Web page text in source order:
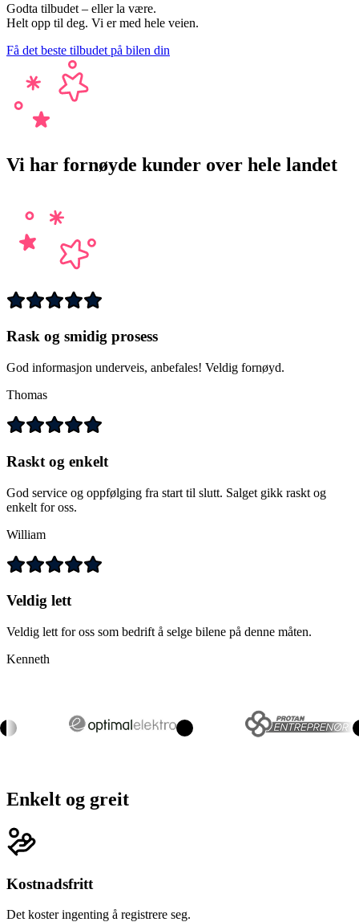
Godta tilbudet – eller la være.
Helt opp til deg. Vi er med hele veien.
Få det beste tilbudet på bilen din
Vi har fornøyde kunder over hele landet
Rask og smidig prosess
God informasjon underveis, anbefales! Veldig fornøyd.
Thomas
Raskt og enkelt
God service og oppfølging fra start til slutt. Salget gikk raskt og
enkelt for oss.
William
Veldig lett
Veldig lett for oss som bedrift å selge bilene på denne måten.
Kenneth
Enkelt og greit
Kostnadsfritt
Det koster ingenting å registrere seg.